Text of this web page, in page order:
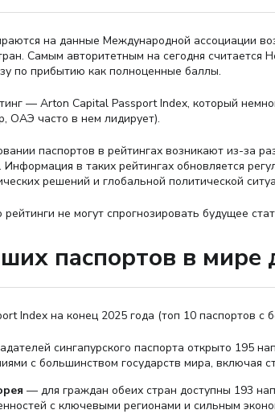
на данные Международной ассоциации
Самым авторитетным на сегодня
по прибытию как полноценные баллы.
— Arton Capital Passport Index, который
ОАЭ часто в нем лидирует).
паспортов в рейтингах возникают из-за
Информация в таких рейтингах обновляется
решений и глобальной политической
не могут спрогнозировать будущее
паспортов в мире
Index на конец 2025 года (топ 10 паспортов с
сингапурского паспорта открыто 195
с большинством государств мира, включая
— для граждан обеих стран доступны 193
с ключевыми регионами и сильным